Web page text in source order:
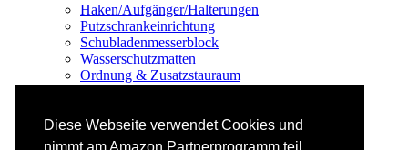
Diese Webseite verwendet Cookies und
Haken/Aufgänger/Halterungen
Putzschrankeinrichtung
Schubladenmesserblock
Wasserschutzmatten
Ordnung & Zusatzstauraum
Gewürzregal & Gewürzboard
Regaleinsatz